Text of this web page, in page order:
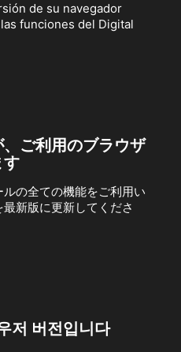
de su navegador
funciones del Digital
ご利用のブラウザ
す
の全ての機能をご利用い
新版に更新してくださ
저 버전입니다